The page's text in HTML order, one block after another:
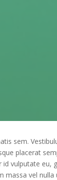
sem.
placerat
id vulputate eu,
massa vel